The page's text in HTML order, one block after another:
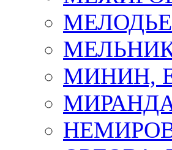
МЕЛЬНИК,
МИНИН,